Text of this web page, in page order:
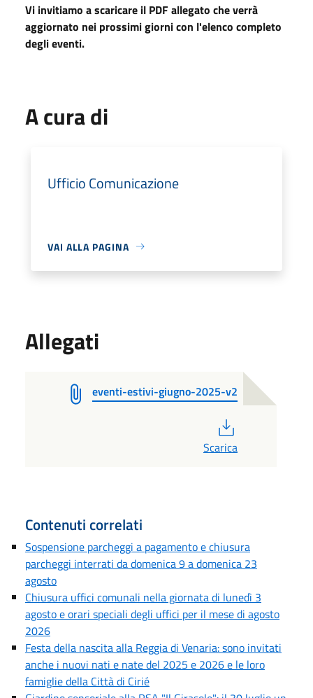
Vi invitiamo a scaricare il PDF allegato che verrà
aggiornato nei prossimi giorni con l'elenco completo
degli eventi.
A cura di
Ufficio Comunicazione
VAI ALLA PAGINA
Allegati
eventi-estivi-giugno-2025-v2
Scarica
Contenuti correlati
Sospensione parcheggi a pagamento e chiusura
parcheggi interrati da domenica 9 a domenica 23
agosto
Chiusura uffici comunali nella giornata di lunedì 3
agosto e orari speciali degli uffici per il mese di agosto
2026
Festa della nascita alla Reggia di Venaria: sono invitati
anche i nuovi nati e nate del 2025 e 2026 e le loro
famiglie della Città di Cirié